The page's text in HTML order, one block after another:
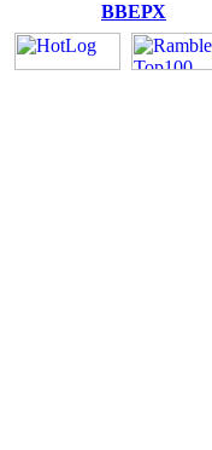
ВВЕРХ